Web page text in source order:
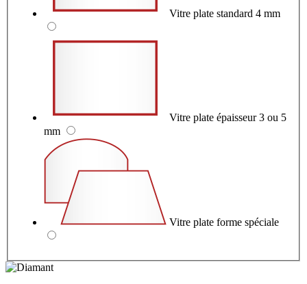
Vitre plate standard 4 mm
mm
Vitre plate forme spéciale